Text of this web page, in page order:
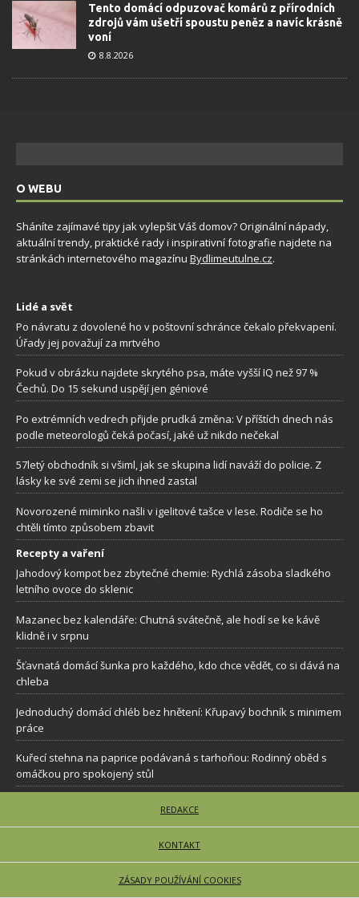
Tento domácí odpuzovač komárů z přírodních
zdrojů vám ušetří spoustu peněz a navíc krásně
voní
8.8.2026
O WEBU
Sháníte zajímavé tipy jak vylepšit Váš domov? Originální nápady,
aktuální trendy, praktické rady i inspirativní fotografie najdete na
stránkách internetového magazínu Bydlimeutulne.cz.
Lidé a svět
Po návratu z dovolené ho v poštovní schránce čekalo překvapení.
Úřady jej považují za mrtvého
Pokud v obrázku najdete skrytého psa, máte vyšší IQ než 97 %
Čechů. Do 15 sekund uspějí jen géniové
Po extrémních vedrech přijde prudká změna: V příštích dnech nás
podle meteorologů čeká počasí, jaké už nikdo nečekal
57letý obchodník si všiml, jak se skupina lidí naváží do policie. Z
lásky ke své zemi se jich ihned zastal
Novorozené miminko našli v igelitové tašce v lese. Rodiče se ho
chtěli tímto způsobem zbavit
Recepty a vaření
Jahodový kompot bez zbytečné chemie: Rychlá zásoba sladkého
letního ovoce do sklenic
Mazanec bez kalendáře: Chutná svátečně, ale hodí se ke kávě
klidně i v srpnu
Šťavnatá domácí šunka pro každého, kdo chce vědět, co si dává na
chleba
Jednoduchý domácí chléb bez hnětení: Křupavý bochník s minimem
práce
Kuřecí stehna na paprice podávaná s tarhoňou: Rodinný oběd s
omáčkou pro spokojený stůl
REDAKCE
KONTAKT
ZÁSADY POUŽÍVÁNÍ COOKIES